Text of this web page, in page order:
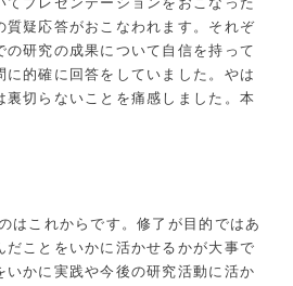
質疑応答がおこなわれます。それぞ
の研究の成果について自信を持って
に的確に回答をしていました。やは
裏切らないことを痛感しました。本
はこれからです。修了が目的ではあ
だことをいかに活かせるかが大事で
いかに実践や今後の研究活動に活か